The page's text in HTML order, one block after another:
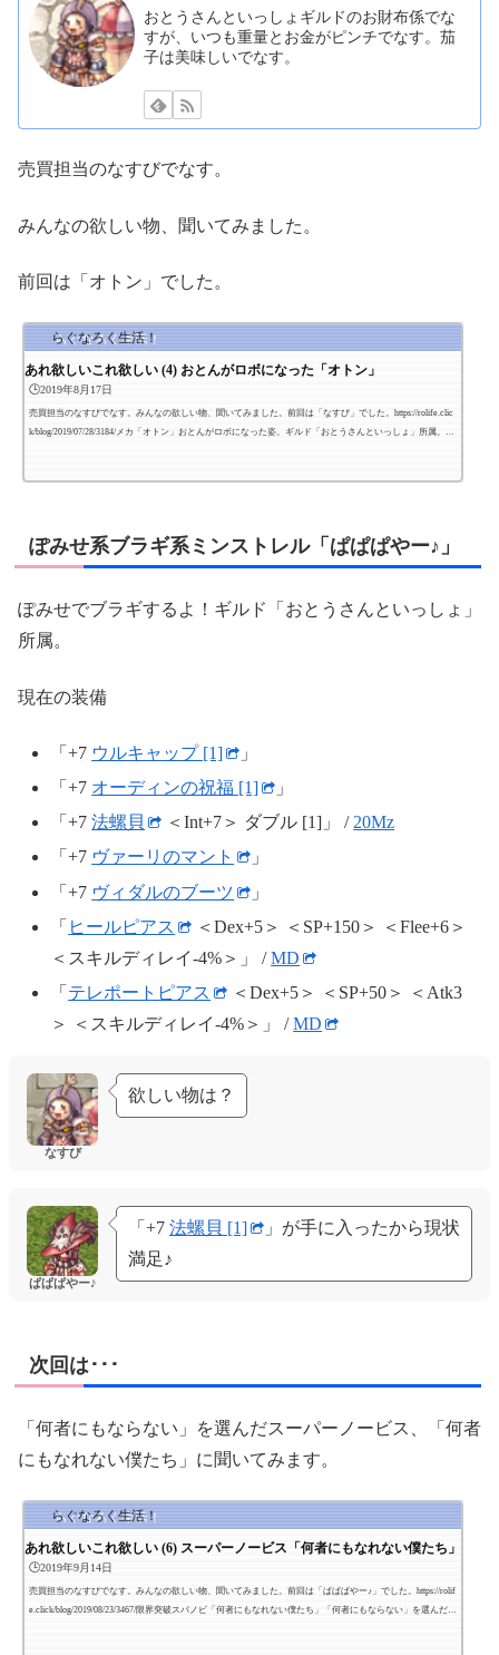
おとうさんといっしょギルドのお財布係でな
すが、いつも重量とお金がピンチでなす。茄
子は美味しいでなす。
売買担当のなすびでなす。
みんなの欲しい物、聞いてみました。
前回は「オトン」でした。
らぐなろく生活！
あれ欲しいこれ欲しい (4) おとんがロボになった「オトン」
🕒️2019年8月17日
売買担当のなすびでなす。みんなの欲しい物、聞いてみました。前回は「なすび」でした。https://rolife.clic
k/blog/2019/07/28/3184/メカ「オトン」おとんがロボになった姿。ギルド「おとうさんといっしょ」所属。現
ぽみせ系ブラギ系ミンストレル「ぱぱぱやー♪」
ぽみせでブラギするよ！ギルド「おとうさんといっしょ」
所属。
現在の装備
「+7 ウルキャップ [1]
」
「+7 オーディンの祝福 [1]
」
「+7法螺貝 ＜Int+7＞ ダブル [1]」 / 20Mz
「+7 ヴァーリのマント
」
「+7 ヴィダルのブーツ
」
「 ヒールピアス
＜Dex+5＞ ＜SP+150＞ ＜Flee+6＞
＜スキルディレイ-4%＞」 /MD
「 テレポートピアス
＜Dex+5＞ ＜SP+50＞ ＜Atk3
＞ ＜スキルディレイ-4%＞」 /MD
なすび
欲しい物は？
ぱぱぱやー♪
「+7 法螺貝 [1]
」が手に入ったから現状
満足♪
次回は･･･
「何者にもならない」を選んだスーパーノービス、「何者
にもなれない僕たち」に聞いてみます。
らぐなろく生活！
あれ欲しいこれ欲しい (6) スーパーノービス「何者にもなれない僕たち」
🕒️2019年9月14日
売買担当のなすびでなす。みんなの欲しい物、聞いてみました。前回は「ぱぱぱやー♪」でした。https://rolif
e.click/blog/2019/08/23/3467/限界突破スパノビ「何者にもなれない僕たち」「何者にもならない」を選んだス